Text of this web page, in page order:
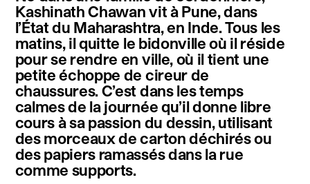
Kashinath Chawan vit à Pune, dans
l’État du Maharashtra, en Inde. Tous les
matins, il quitte le bidonville où il réside
pour se rendre en ville, où il tient une
petite échoppe de cireur de
chaussures. C’est dans les temps
calmes de la journée qu’il donne libre
cours à sa passion du dessin, utilisant
des morceaux de carton déchirés ou
des papiers ramassés dans la rue
comme supports.